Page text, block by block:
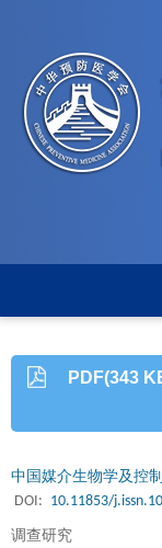
PDF(343
中国媒介生物学及控
DOI: 10.11853/
调查研究